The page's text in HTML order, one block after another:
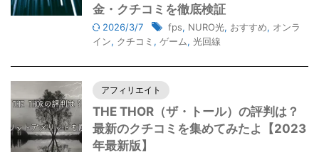
金・クチコミを徹底検証
2026/3/7 fps, NURO光, おすすめ, オンラ
イン, クチコミ , ゲーム, 光回線
アフィリエイト
THE THOR（ザ・トール）の評判は？
最新のクチコミを集めてみたよ【2023
年最新版】